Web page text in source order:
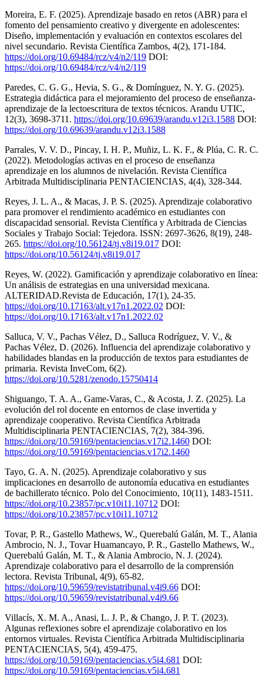
Moreira, E. F. (2025). Aprendizaje basado en retos (ABR) para el
fomento del pensamiento creativo y divergente en adolescentes:
Diseño, implementación y evaluación en contextos escolares del
nivel secundario. Revista Científica Zambos, 4(2), 171-184.
https://doi.org/10.69484/rcz/v4/n2/119 DOI:
https://doi.org/10.69484/rcz/v4/n2/119
Paredes, C. G. G., Hevia, S. G., & Domínguez, N. Y. G. (2025).
Estrategia didáctica para el mejoramiento del proceso de enseñanza-
aprendizaje de la lectoescritura de textos técnicos. Arandu UTIC,
12(3), 3698-3711. https://doi.org/10.69639/arandu.v12i3.1588 DOI:
https://doi.org/10.69639/arandu.v12i3.1588
Parrales, V. V. D., Pincay, I. H. P., Muñiz, L. K. F., & Plúa, C. R. C.
(2022). Metodologías activas en el proceso de enseñanza
aprendizaje en los alumnos de nivelación. Revista Científica
Arbitrada Multidisciplinaria PENTACIENCIAS, 4(4), 328-344.
Reyes, J. L. A., & Macas, J. P. S. (2025). Aprendizaje colaborativo
para promover el rendimiento académico en estudiantes con
discapacidad sensorial. Revista Científica y Arbitrada de Ciencias
Sociales y Trabajo Social: Tejedora. ISSN: 2697-3626, 8(19), 248-
265. https://doi.org/10.56124/tj.v8i19.017 DOI:
https://doi.org/10.56124/tj.v8i19.017
Reyes, W. (2022). Gamificación y aprendizaje colaborativo en línea:
Un análisis de estrategias en una universidad mexicana.
ALTERIDAD.Revista de Educación, 17(1), 24-35.
https://doi.org/10.17163/alt.v17n1.2022.02 DOI:
https://doi.org/10.17163/alt.v17n1.2022.02
Salluca, V. V., Pachas Vélez, D., Salluca Rodríguez, V. V., &
Pachas Vélez, D. (2026). Influencia del aprendizaje colaborativo y
habilidades blandas en la producción de textos para estudiantes de
primaria. Revista InveCom, 6(2).
https://doi.org/10.5281/zenodo.15750414
Shiguango, T. A. A., Game-Varas, C., & Acosta, J. Z. (2025). La
evolución del rol docente en entornos de clase invertida y
aprendizaje cooperativo. Revista Científica Arbitrada
Multidisciplinaria PENTACIENCIAS, 7(2), 384-396.
https://doi.org/10.59169/pentaciencias.v17i2.1460 DOI:
https://doi.org/10.59169/pentaciencias.v17i2.1460
Tayo, G. A. N. (2025). Aprendizaje colaborativo y sus
implicaciones en desarrollo de autonomía educativa en estudiantes
de bachillerato técnico. Polo del Conocimiento, 10(11), 1483-1511.
https://doi.org/10.23857/pc.v10i11.10712 DOI:
https://doi.org/10.23857/pc.v10i11.10712
Tovar, P. R., Gastello Mathews, W., Querebalú Galán, M. T., Alania
Ambrocio, N. J., Tovar Huamancayo, P. R., Gastello Mathews, W.,
Querebalú Galán, M. T., & Alania Ambrocio, N. J. (2024).
Aprendizaje colaborativo para el desarrollo de la comprensión
lectora. Revista Tribunal, 4(9), 65-82.
https://doi.org/10.59659/revistatribunal.v4i9.66 DOI:
https://doi.org/10.59659/revistatribunal.v4i9.66
Villacís, X. M. A., Anasi, L. J. P., & Chango, J. P. T. (2023).
Algunas reflexiones sobre el aprendizaje colaborativo en los
entornos virtuales. Revista Científica Arbitrada Multidisciplinaria
PENTACIENCIAS, 5(4), 459-475.
https://doi.org/10.59169/pentaciencias.v5i4.681 DOI:
https://doi.org/10.59169/pentaciencias.v5i4.681